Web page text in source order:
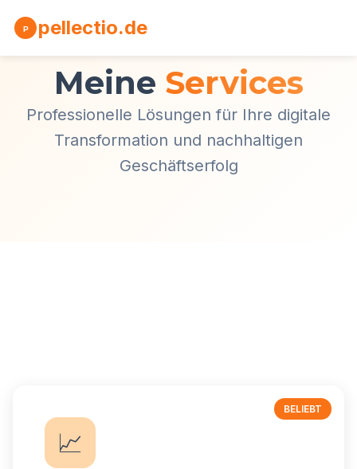
P pellectio.de
Meine Services
Professionelle Lösungen für Ihre digitale
Transformation und nachhaltigen
Geschäftserfolg
📈